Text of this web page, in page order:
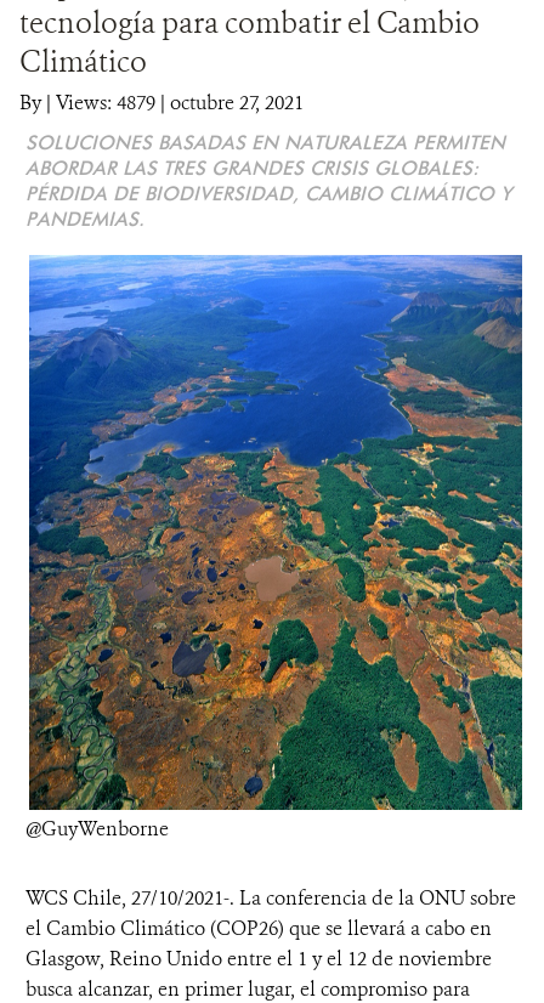
DONA
tecnología para combatir el Cambio
Climático
By| Views: 4879 | octubre 27, 2021
SOLUCIONES BASADAS EN NATURALEZA PERMITEN
ABORDAR LAS TRES GRANDES CRISIS GLOBALES:
PÉRDIDA DE BIODIVERSIDAD, CAMBIO CLIMÁTICO Y
PANDEMIAS.
@GuyWenborne
WCS Chile, 27/10/2021-. La conferencia de la ONU sobre
el Cambio Climático (COP26) que se llevará a cabo en
Glasgow, Reino Unido entre el 1 y el 12 de noviembre
busca alcanzar, en primer lugar, el compromiso para